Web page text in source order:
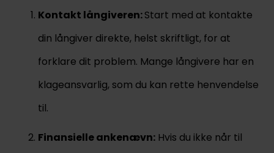
Kontakt långiveren:Start med at kontakte
din långiver direkte, helst skriftligt, for at
forklare dit problem. Mange långivere har en
klageansvarlig, som du kan rette henvendelse
til.
Finansielle ankenævn: Hvis du ikke når til